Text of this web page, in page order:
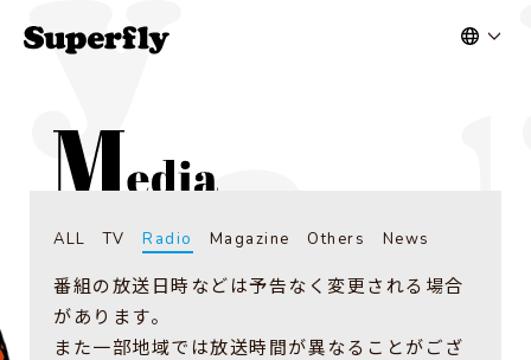
ALL TV Radio Magazine Others News
番組の放送日時などは予告なく変更される場合
があります。
また一部地域では放送時間が異なることがござ